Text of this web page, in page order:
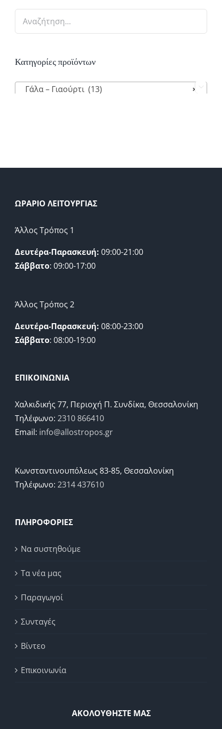
Κατηγορίες προϊόντων
×
Γάλα – Γιαούρτι (13) 
ΩΡΑΡΙΟ ΛΕΙΤΟΥΡΓΙΑΣ
Άλλος Τρόπος 1
Δευτέρα-Παρασκευή: 09:00-21:00
Σάββατο: 09:00-17:00
Άλλος Τρόπος 2
Δευτέρα-Παρασκευή: 08:00-23:00
Σάββατο: 08:00-19:00
ΕΠΙΚΟΙΝΩΝΙΑ
Χαλκιδικής 77, Περιοχή Π. Συνδίκα, Θεσσαλονίκη
Τηλέφωνο: 2310 866410
Email: info@allostropos.gr
Κωνσταντινουπόλεως 83-85, Θεσσαλονίκη
Τηλέφωνο: 2314 437610
ΠΛΗΡΟΦΟΡΙΕΣ
Να συστηθούμε
Τα νέα μας
Παραγωγοί
Συνταγές
Βίντεο
Επικοινωνία
ΑΚΟΛΟΥΘΗΣΤΕ ΜΑΣ